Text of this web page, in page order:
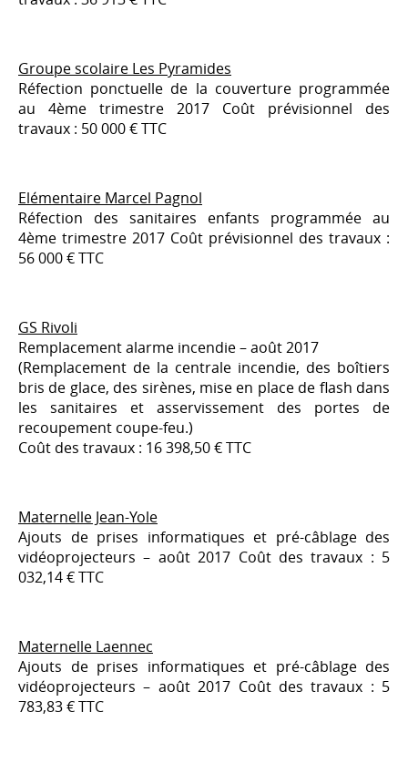
Groupe scolaire Les Pyramides
Réfection ponctuelle de la couverture programmée
au 4ème trimestre 2017 Coût prévisionnel des
travaux : 50 000 € TTC
Elémentaire Marcel Pagnol
Réfection des sanitaires enfants programmée au
4ème trimestre 2017 Coût prévisionnel des travaux :
56 000 € TTC
GS Rivoli
Remplacement alarme incendie – août 2017
(Remplacement de la centrale incendie, des boîtiers
bris de glace, des sirènes, mise en place de flash dans
les sanitaires et asservissement des portes de
recoupement coupe-feu.)
Coût des travaux : 16 398,50 € TTC
Maternelle Jean-Yole
Ajouts de prises informatiques et pré-câblage des
vidéoprojecteurs – août 2017 Coût des travaux : 5
032,14 € TTC
Maternelle Laennec
Ajouts de prises informatiques et pré-câblage des
vidéoprojecteurs – août 2017 Coût des travaux : 5
783,83 € TTC